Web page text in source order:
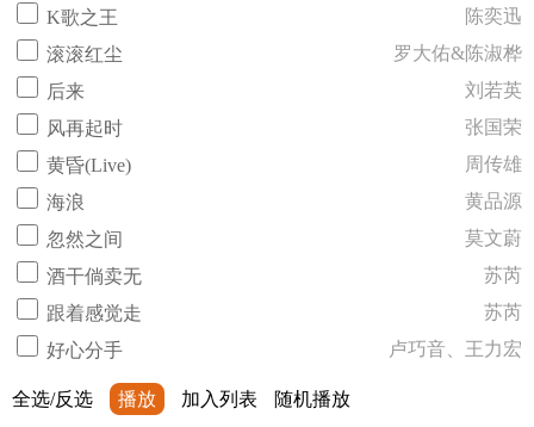
K歌之王
陈奕迅
滚滚红尘
罗大佑&陈淑桦
后来
刘若英
风再起时
张国荣
黄昏(Live)
周传雄
海浪
黄品源
忽然之间
莫文蔚
酒干倘卖无
苏芮
跟着感觉走
苏芮
好心分手
卢巧音、王力宏
全选/反选 播放 加入列表 随机播放